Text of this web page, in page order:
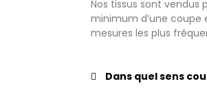
Nos tissus sont vendus
minimum d’une coupe
mesures les plus
Dans quel sens